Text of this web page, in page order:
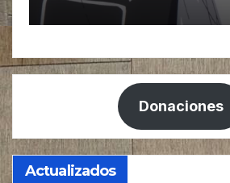
Ado
Donaciones
Actualizados